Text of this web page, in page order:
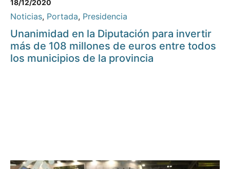
18/12/2020
Noticias, Portada, Presidencia
Unanimidad en la Diputación para invertir
más de 108 millones de euros entre todos
los municipios de la provincia